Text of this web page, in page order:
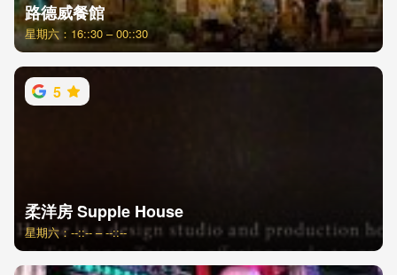
路德威餐館
星期六：16::30 – 00::30
5
柔洋房 Supple House
星期六：--::-- – --::--